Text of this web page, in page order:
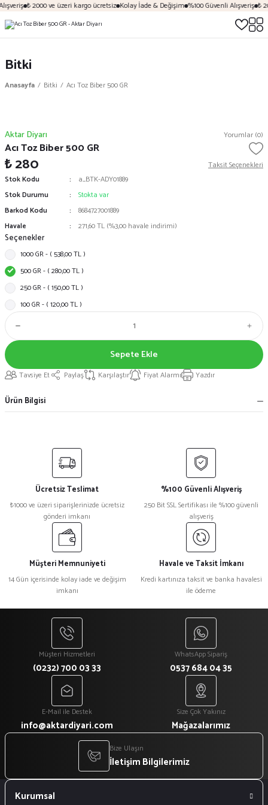
₺ 2000 ve üzeri kargo ücretsiz Kolay İade & Değişim %100 Güvenli Alışveriş ₺
Bitki
Anasayfa Bitki Acı Toz Biber 500 GR
Aktar Diyarı Yorumlar (0)
Acı Toz Biber 500 GR
₺ 280
Taksit Seçenekleri
Stok Kodu
a_BTK-ADY01889
Stok Durumu
Stokta var
Barkod Kodu
8684727001889
Havale
271,60 TL (%3,00 havale indirimi)
Seçenekler
1000 GR - ( 538,00 TL )
500 GR - ( 280,00 TL )
250 GR - ( 150,00 TL )
100 GR - ( 120,00 TL )
Sepete Ekle
Tavsiye Et Paylaş Karşılaştır Fiyat Alarmı Yazdır
Ürün Bilgisi
Ücretsiz Teslimat
₺1000 ve üzeri siparişlerinizde ücretsiz
gönderi imkanı
%100 Güvenli Alışveriş
250 Bit SSL Sertifikası ile %100 güvenli
alışveriş
Müşteri Memnuniyeti
14 Gün içerisinde kolay iade ve değişim
imkanı
Havale ve Taksit İmkanı
Kredi kartınıza taksit ve banka havalesi
ile ödeme
Müşteri Hizmetleri
(0232) 700 03 33
WhatsApp Sipariş
0537 684 04 35
E-Mail ile Destek
info@aktardiyari.com
Size Çok Yakınız
Mağazalarımız
Bize Ulaşın
İletişim Bilgilerimiz
Kurumsal